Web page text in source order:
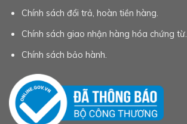
Chính sách đổi trả, hoàn tiền hàng.
Chính sách giao nhận hàng hóa chứng từ.
Chính sách bảo hành.